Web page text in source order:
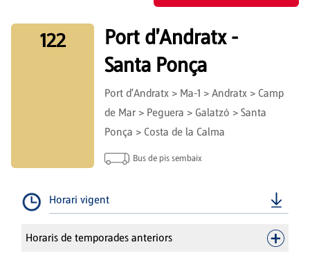
122
Port d'Andratx -
Santa Ponça
Port d'Andratx > Ma-1 > Andratx > Camp
de Mar > Peguera > Galatzó > Santa
Ponça > Costa de la Calma
Bus de pis sembaix
Horari vigent
Horaris de temporades anteriors